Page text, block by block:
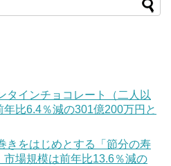
タインチョコレート（二人以
年比6.4％減の301億200万円と
きをはじめとする「節分の寿
場規模は前年比13.6％減の